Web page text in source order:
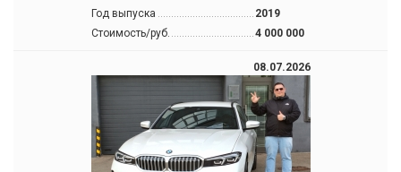
Год выпуска
2019
Стоимость/руб.
4 000 000
08.07.2026